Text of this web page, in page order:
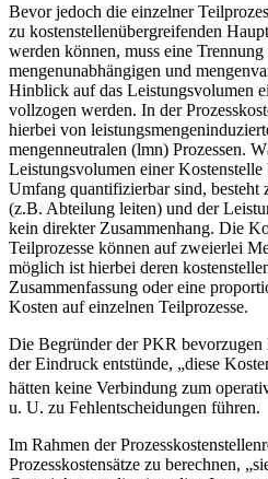
Bevor jedoch die einzelner
zu kostenstellen­übergreifenden
werden können, muss eine Trennung
mengenunabhängigen und
Hinblick auf das Leistungsvolumen
vollzogen werden. In der
hierbei von
mengenneutralen (lmn) Prozessen.
Leistungsvolumen einer
Umfang quantifizierbar sind, besteht
(z.B. Abteilung leiten) und der
kein direkter Zusammenhang. Die
Teilprozesse können auf zweierlei
möglich ist hierbei deren
Zusammenfassung oder eine
Kosten auf einzelnen Teilprozesse.
Die Begründer der PKR bevorzugen
der Eindruck ent­stünde, „diese
hätten keine Verbindung zum
u. U. zu Fehlentscheidungen führen.
Im Rahmen der
Prozesskosten­sätze zu berechnen,